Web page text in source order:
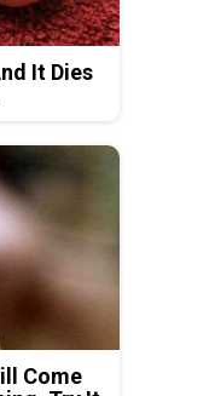
It Dies
Come